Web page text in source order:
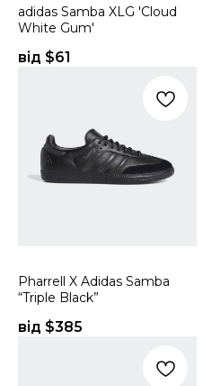
adidas Samba XLG 'Cloud
White Gum'
від $61
Pharrell X Adidas Samba
“Triple Black”
від $385